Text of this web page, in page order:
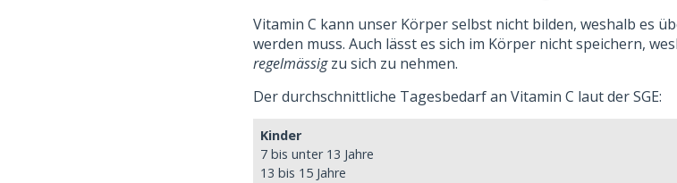
Vitamin C kann unser Körper selbst nicht bilden, weshalb es
werden muss. Auch lässt es sich im Körper nicht speichern,
regelmässigzu sich zu nehmen.
Der durchschnittliche Tagesbedarf an Vitamin C laut der SGE:
Kinder
7 bis unter 13 Jahre
13 bis 15 Jahre